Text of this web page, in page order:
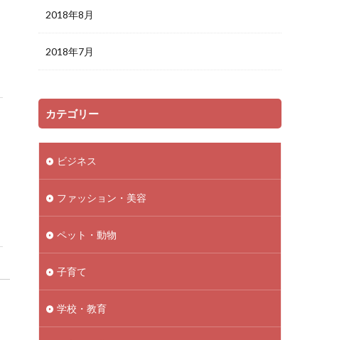
2018年8月
2018年7月
カテゴリー
ビジネス
ファッション・美容
ペット・動物
子育て
学校・教育